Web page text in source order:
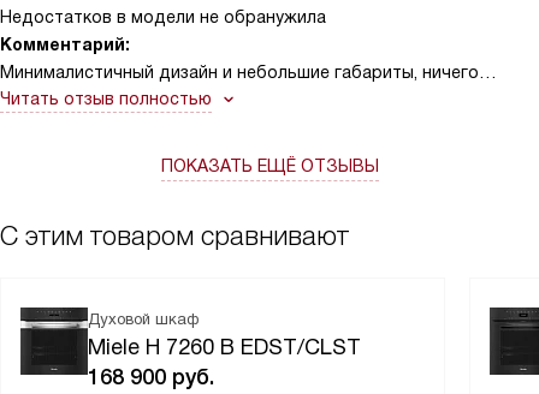
Недостатков в модели не обранужила
Комментарий:
Минималистичный дизайн и небольшие габариты, ничего
лишнего - только великолепные блюда, которые получатся
Читать отзыв полностью
ПОКАЗАТЬ ЕЩЁ ОТЗЫВЫ
С этим товаром сравнивают
Духовой шкаф
Miele H 7260 B EDST/CLST
168 900 руб.